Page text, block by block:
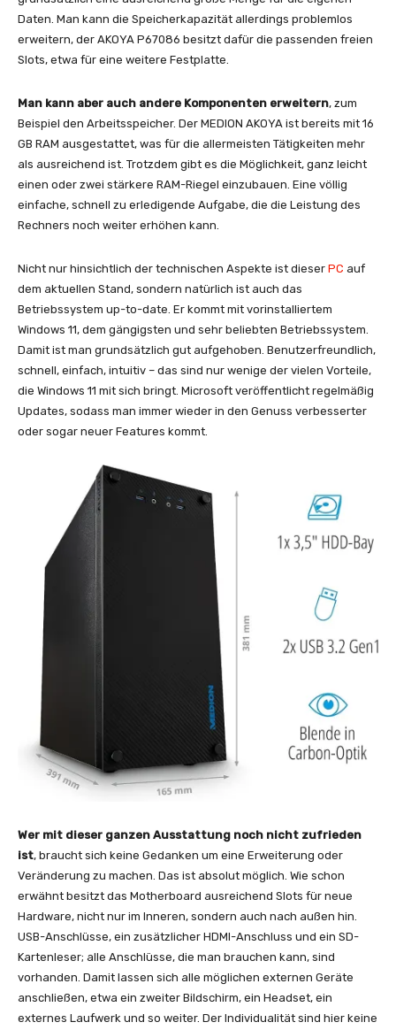
Daten. Man kann die Speicherkapazität allerdings problemlos
erweitern, der AKOYA P67086 besitzt dafür die passenden freien
Slots, etwa für eine weitere Festplatte.
Man kann aber auch andere Komponenten erweitern, zum
Beispiel den Arbeitsspeicher. Der MEDION AKOYA ist bereits mit 16
GB RAM ausgestattet, was für die allermeisten Tätigkeiten mehr
als ausreichend ist. Trotzdem gibt es die Möglichkeit, ganz leicht
einen oder zwei stärkere RAM-Riegel einzubauen. Eine völlig
einfache, schnell zu erledigende Aufgabe, die die Leistung des
Rechners noch weiter erhöhen kann.
Nicht nur hinsichtlich der technischen Aspekte ist dieser PC auf
dem aktuellen Stand, sondern natürlich ist auch das
Betriebssystem up-to-date. Er kommt mit vorinstalliertem
Windows 11, dem gängigsten und sehr beliebten Betriebssystem.
Damit ist man grundsätzlich gut aufgehoben. Benutzerfreundlich,
schnell, einfach, intuitiv – das sind nur wenige der vielen Vorteile,
die Windows 11 mit sich bringt. Microsoft veröffentlicht regelmäßig
Updates, sodass man immer wieder in den Genuss verbesserter
oder sogar neuer Features kommt.
Wer mit dieser ganzen Ausstattung noch nicht zufrieden
ist, braucht sich keine Gedanken um eine Erweiterung oder
Veränderung zu machen. Das ist absolut möglich. Wie schon
erwähnt besitzt das Motherboard ausreichend Slots für neue
Hardware, nicht nur im Inneren, sondern auch nach außen hin.
USB-Anschlüsse, ein zusätzlicher HDMI-Anschluss und ein SD-
Kartenleser; alle Anschlüsse, die man brauchen kann, sind
vorhanden. Damit lassen sich alle möglichen externen Geräte
anschließen, etwa ein zweiter Bildschirm, ein Headset, ein
externes Laufwerk und so weiter. Der Individualität sind hier keine